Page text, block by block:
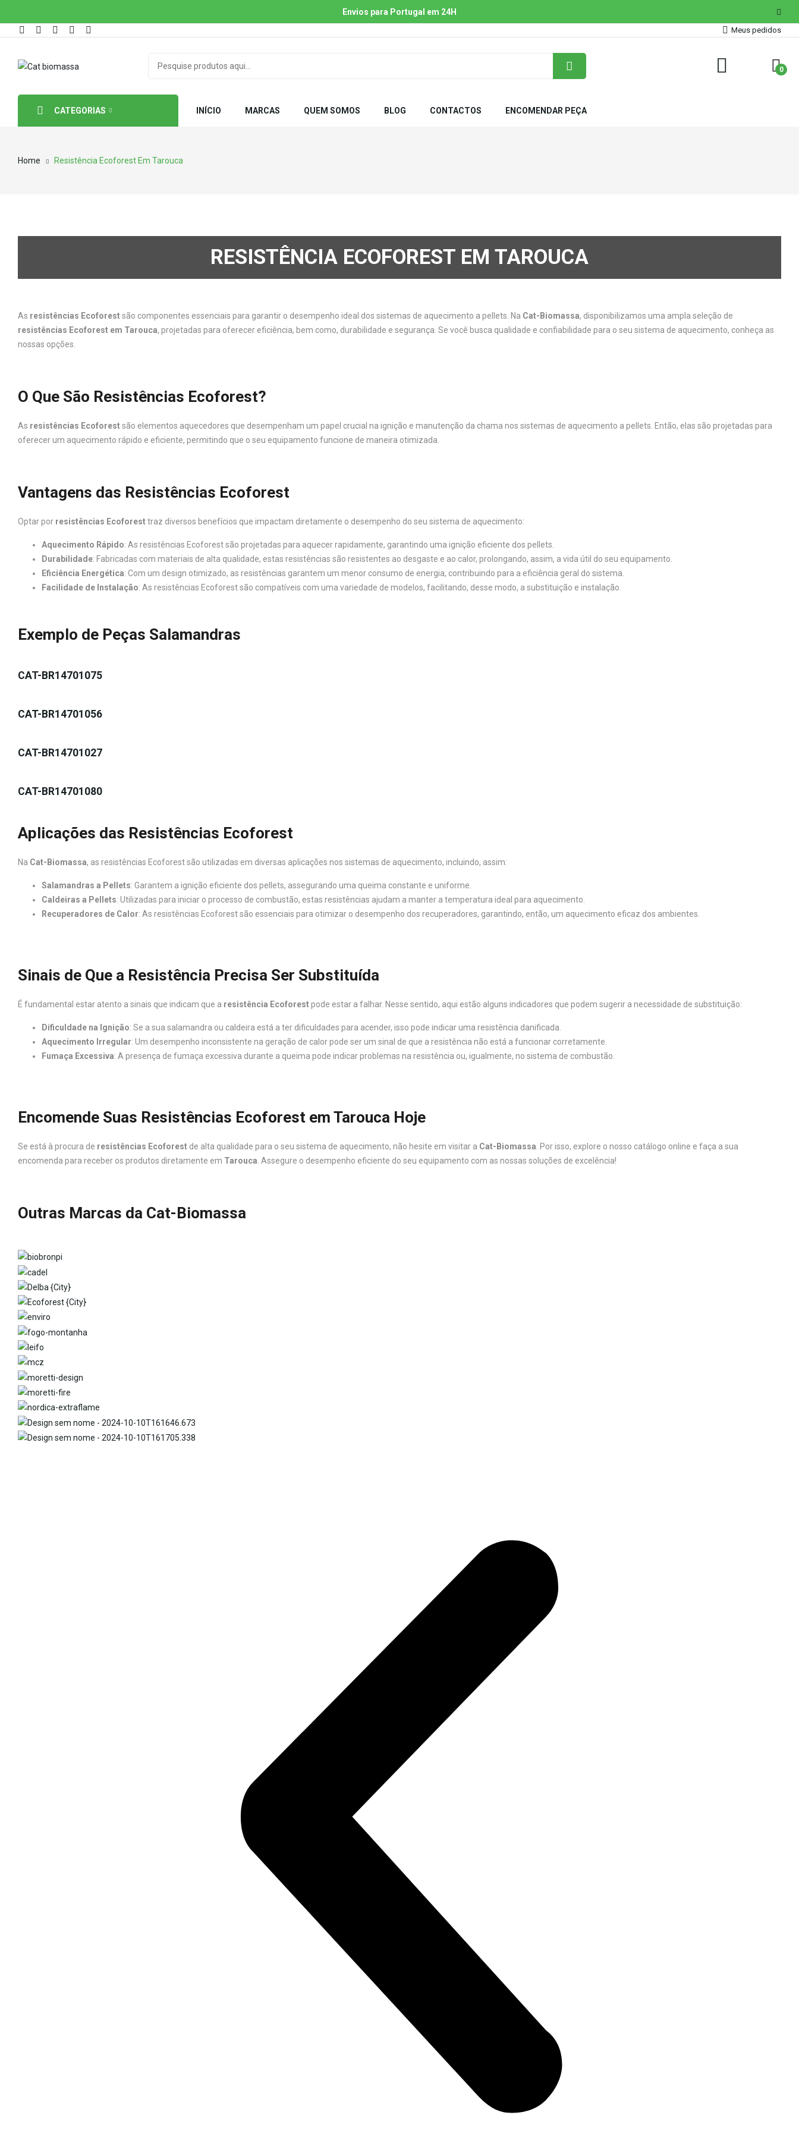
Envios para Portugal em 24H
Meus pedidos
0
CATEGORIAS INÍCIO MARCAS QUEM SOMOS BLOG CONTACTOS ENCOMENDAR PEÇA
Home Resistência Ecoforest Em Tarouca
RESISTÊNCIA ECOFOREST EM TAROUCA
As resistências Ecoforestsão componentes essenciais para garantir o desempenho ideal dos sistemas de aquecimento a pellets. Na Cat-Biomassa, disponibilizamos uma ampla seleção de
resistências Ecoforest em Tarouca, projetadas para oferecer eficiência, bem como, durabilidade e segurança. Se você busca qualidade e confiabilidade para o seu sistema de aquecimento, conheça as
nossas opções.
O Que São Resistências Ecoforest?
As resistências Ecoforestsão elementos aquecedores que desempenham um papel crucial na ignição e manutenção da chama nos sistemas de aquecimento a pellets. Então, elas são projetadas para
oferecer um aquecimento rápido e eficiente, permitindo que o seu equipamento funcione de maneira otimizada.
Vantagens das Resistências Ecoforest
Optar por resistências Ecoforesttraz diversos benefícios que impactam diretamente o desempenho do seu sistema de aquecimento:
Aquecimento Rápido: As resistências Ecoforest são projetadas para aquecer rapidamente, garantindo uma ignição eficiente dos pellets.
Durabilidade: Fabricadas com materiais de alta qualidade, estas resistências são resistentes ao desgaste e ao calor, prolongando, assim, a vida útil do seu equipamento.
Eficiência Energética: Com um design otimizado, as resistências garantem um menor consumo de energia, contribuindo para a eficiência geral do sistema.
Facilidade de Instalação: As resistências Ecoforest são compatíveis com uma variedade de modelos, facilitando, desse modo, a substituição e instalação.
Exemplo de Peças Salamandras
CAT-BR14701075
CAT-BR14701056
CAT-BR14701027
CAT-BR14701080
Aplicações das Resistências Ecoforest
Na Cat-Biomassa, as resistências Ecoforest são utilizadas em diversas aplicações nos sistemas de aquecimento, incluindo, assim:
Salamandras a Pellets: Garantem a ignição eficiente dos pellets, assegurando uma queima constante e uniforme.
Caldeiras a Pellets: Utilizadas para iniciar o processo de combustão, estas resistências ajudam a manter a temperatura ideal para aquecimento.
Recuperadores de Calor: As resistências Ecoforest são essenciais para otimizar o desempenho dos recuperadores, garantindo, então, um aquecimento eficaz dos ambientes.
Sinais de Que a Resistência Precisa Ser Substituída
É fundamental estar atento a sinais que indicam que a resistência Ecoforestpode estar a falhar. Nesse sentido, aqui estão alguns indicadores que podem sugerir a necessidade de substituição:
Dificuldade na Ignição: Se a sua salamandra ou caldeira está a ter dificuldades para acender, isso pode indicar uma resistência danificada.
Aquecimento Irregular: Um desempenho inconsistente na geração de calor pode ser um sinal de que a resistência não está a funcionar corretamente.
Fumaça Excessiva: A presença de fumaça excessiva durante a queima pode indicar problemas na resistência ou, igualmente, no sistema de combustão.
Encomende Suas Resistências Ecoforest em Tarouca Hoje
Se está à procura de resistências Ecoforest de alta qualidade para o seu sistema de aquecimento, não hesite em visitar a Cat-Biomassa . Por isso, explore o nosso catálogo online e faça a sua
encomenda para receber os produtos diretamente em Tarouca . Assegure o desempenho eficiente do seu equipamento com as nossas soluções de excelência!
Outras Marcas da Cat-Biomassa